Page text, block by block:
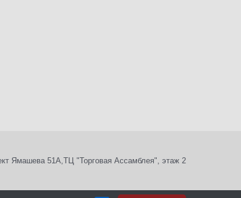
Ямашева 51А,ТЦ "Торговая Ассамблея", этаж 2